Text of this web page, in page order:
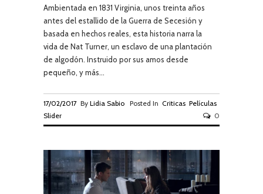
Ambientada en 1831 Virginia, unos treinta años
antes del estallido de la Guerra de Secesión y
basada en hechos reales, esta historia narra la
vida de Nat Turner, un esclavo de una plantación
de algodón. Instruido por sus amos desde
pequeño, y más...
17/02/2017 By Lidia Sabio Posted In Criticas Películas
Slider
0